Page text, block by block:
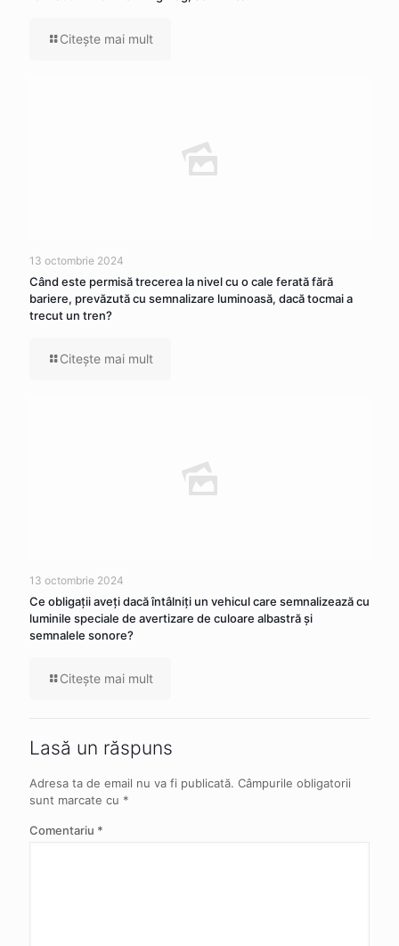
Citeşte mai mult
13 octombrie 2024
Când este permisă trecerea la nivel cu o cale ferată fără
bariere, prevăzută cu semnalizare luminoasă, dacă tocmai a
trecut un tren?
Citeşte mai mult
13 octombrie 2024
Ce obligaţii aveţi dacă întâlniţi un vehicul care semnalizează cu
luminile speciale de avertizare de culoare albastră şi
semnalele sonore?
Citeşte mai mult
Lasă un răspuns
Adresa ta de email nu va fi publicată. Câmpurile obligatorii
sunt marcate cu *
Comentariu *